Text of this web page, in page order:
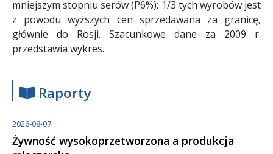
mniejszym stopniu serów (P6%): 1/3 tych wyrobów jest
z powodu wyższych cen sprzedawana za granicę,
głównie do Rosji. Szacunkowe dane za 2009 r.
przedstawia wykres.
Raporty
2026-08-07
Żywność wysokoprzetworzona a produkcja